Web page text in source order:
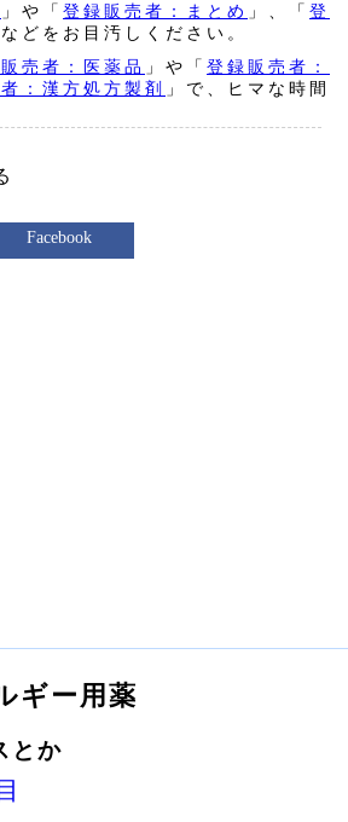
」や「 登録販売者：まとめ 」、「 登
などをお目汚しください。
売者：医薬品 」や「 登録販売者：
：漢方処方製剤
」で、ヒマな時間
Facebook
ギー用薬
とか